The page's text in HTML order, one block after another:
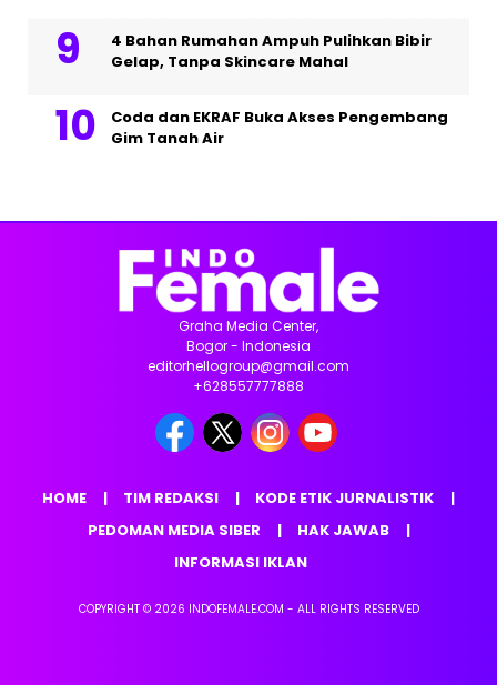
4 Bahan Rumahan Ampuh Pulihkan Bibir
Gelap, Tanpa Skincare Mahal
Coda dan EKRAF Buka Akses Pengembang
Gim Tanah Air
Graha Media Center,
Bogor - Indonesia
editorhellogroup@gmail.com
+628557777888
HOME TIM REDAKSI
KODE ETIK JURNALISTIK
PEDOMAN MEDIA SIBER
HAK JAWAB
INFORMASI IKLAN
COPYRIGHT © 2026 INDOFEMALE.COM - ALL RIGHTS RESERVED